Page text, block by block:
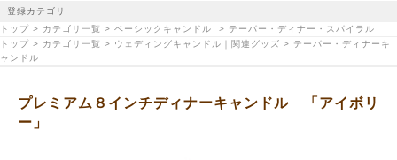
登録カテゴリ
トップ > カテゴリ一覧 > ベーシックキャンドル > テーパー・ディナー・スパイラル
トップ > カテゴリ一覧 > ウェディングキャンドル｜関連グッズ > テーパー・ディナーキ
ャンドル
プレミアム８インチディナーキャンドル 「アイボリ
ー」